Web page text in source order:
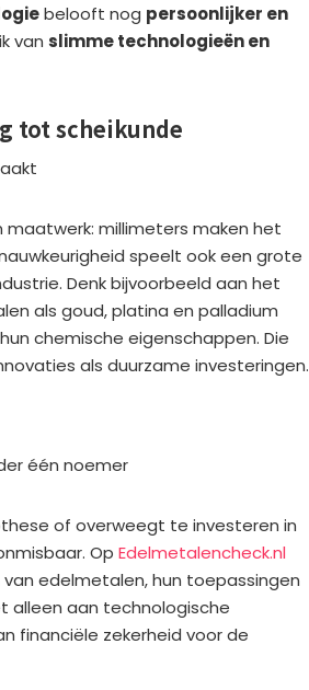
belooft nog persoonlijker en
van slimme technologieën en
tot scheikunde
millimeters maken het
speelt ook een grote
Denk bijvoorbeeld aan het
als goud, platina en palladium
chemische eigenschappen. Die
als duurzame investeringen.
één noemer
of overweegt te investeren in
Op Edelmetalencheck.nl
edelmetalen, hun toepassingen
alleen aan technologische
financiële zekerheid voor de